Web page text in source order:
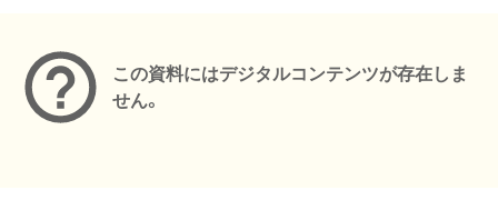
この資料にはデジタルコンテンツが存在しま
せん。